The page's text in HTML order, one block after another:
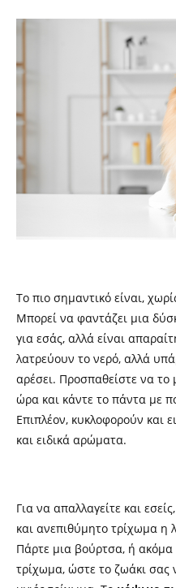
Το πιο σημαντικό είναι,
Μπορεί να φαντάζει μια
για εσάς, αλλά είναι
λατρεύουν το νερό, αλλά
αρέσει. Προσπαθείστε να το
ώρα και κάντε το πάντα με
Επιπλέον, κυκλοφορούν και
και ειδικά αρώματα.
Για να απαλλαγείτε και
και ανεπιθύμητο τρίχωμα η
Πάρτε μια βούρτσα, ή ακόμα
τρίχωμα, ώστε το ζωάκι σας